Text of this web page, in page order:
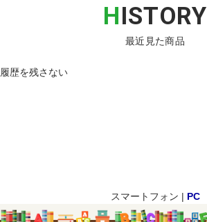
HISTORY
最近見た商品
履歴を残さない
スマートフォン | PC